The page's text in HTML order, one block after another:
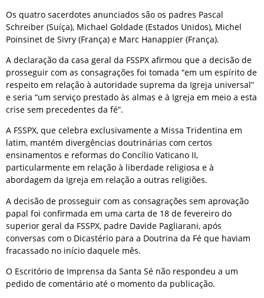
Os quatro sacerdotes anunciados são os padres Pascal
Schreiber (Suíça), Michael Goldade (Estados Unidos), Michel
Poinsinet de Sivry (França) e Marc Hanappier (França).
A declaração da casa geral da FSSPX afirmou que a decisão de
prosseguir com as consagrações foi tomada “em um espírito de
respeito em relação à autoridade suprema da Igreja universal”
e seria “um serviço prestado às almas e à Igreja em meio a esta
crise sem precedentes da fé”.
A FSSPX, que celebra exclusivamente a Missa Tridentina em
latim, mantém divergências doutrinárias com certos
ensinamentos e reformas do Concílio Vaticano II,
particularmente em relação à liberdade religiosa e à
abordagem da Igreja em relação a outras religiões.
A decisão de prosseguir com as consagrações sem aprovação
papal foi confirmada em uma carta de 18 de fevereiro do
superior geral da FSSPX, padre Davide Pagliarani, após
conversas com o Dicastério para a Doutrina da Fé que haviam
fracassado no início daquele mês.
O Escritório de Imprensa da Santa Sé não respondeu a um
pedido de comentário até o momento da publicação.